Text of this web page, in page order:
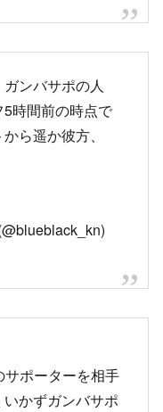
ガンバサポの人
時間前の時点で
ら遥か彼方、
ポーターを相手
かずガンバサポ